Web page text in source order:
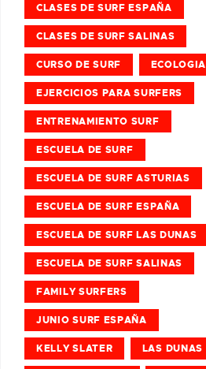
CLASES DE SURF ESPAÑA
CLASES DE SURF SALINAS
CURSO DE SURF ECOLOGIA
EJERCICIOS PARA SURFERS
ENTRENAMIENTO SURF
ESCUELA DE SURF
ESCUELA DE SURF ASTURIAS
ESCUELA DE SURF ESPAÑA
ESCUELA DE SURF LAS DUNAS
ESCUELA DE SURF SALINAS
FAMILY SURFERS
JUNIO SURF ESPAÑA
KELLY SLATER LAS DUNAS